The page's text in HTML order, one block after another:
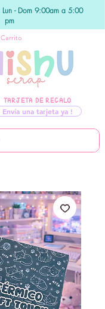
- Dom 9:00am a 5:00
pm
TARJETA DE REGALO
Envía una tarjeta ya !
Carrito